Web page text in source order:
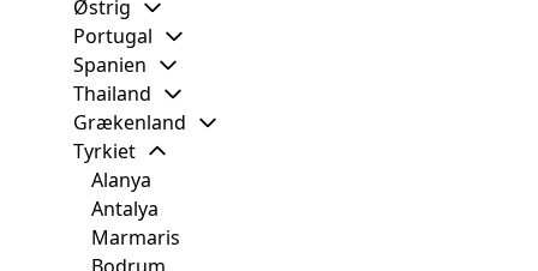
Østrig
Portugal
Spanien
Thailand
Grækenland
Tyrkiet
Alanya
Antalya
Marmaris